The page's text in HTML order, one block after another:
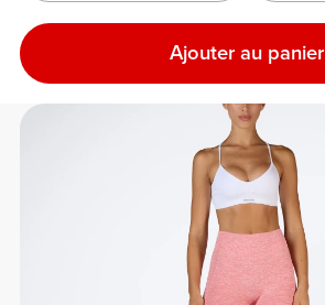
Ajouter au panier